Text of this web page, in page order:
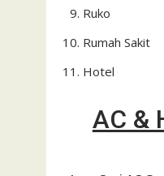
Ruko
Rumah Sakit
Hotel
AC &